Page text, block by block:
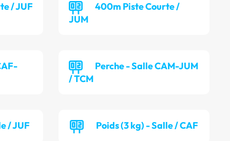
/ JUF
400m Piste Courte /
JUM
Perche - Salle CAM-JUM
/ TCM
/ JUF Poids (3 kg) - Salle / CAF